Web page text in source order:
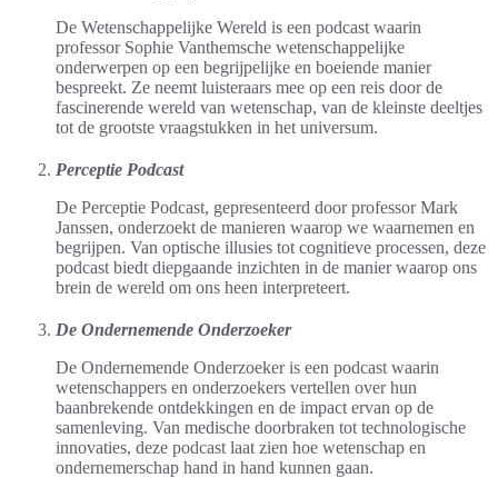
De Wetenschappelijke Wereld is een podcast waarin
professor Sophie Vanthemsche wetenschappelijke
onderwerpen op een begrijpelijke en boeiende manier
bespreekt. Ze neemt luisteraars mee op een reis door de
fascinerende wereld van wetenschap, van de kleinste deeltjes
tot de grootste vraagstukken in het universum.
Perceptie Podcast
De Perceptie Podcast, gepresenteerd door professor Mark
Janssen, onderzoekt de manieren waarop we waarnemen en
begrijpen. Van optische illusies tot cognitieve processen, deze
podcast biedt diepgaande inzichten in de manier waarop ons
brein de wereld om ons heen interpreteert.
De Ondernemende Onderzoeker
De Ondernemende Onderzoeker is een podcast waarin
wetenschappers en onderzoekers vertellen over hun
baanbrekende ontdekkingen en de impact ervan op de
samenleving. Van medische doorbraken tot technologische
innovaties, deze podcast laat zien hoe wetenschap en
ondernemerschap hand in hand kunnen gaan.